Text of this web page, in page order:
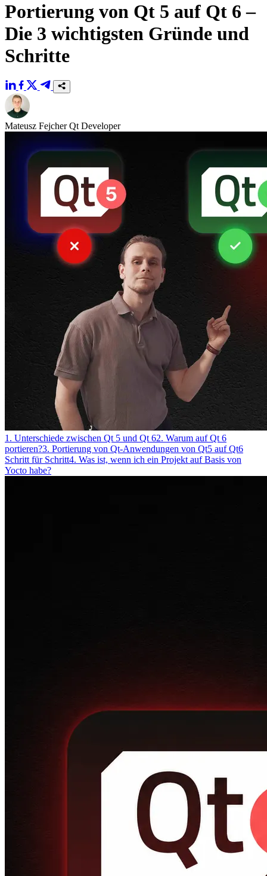
Portierung von Qt 5 auf Qt 6 –
Die 3 wichtigsten Gründe und
Schritte
Mateusz Fejcher Qt Developer
1. Unterschiede zwischen Qt 5 und Qt 62. Warum auf Qt 6
portieren?3. Portierung von Qt-Anwendungen von Qt5 auf Qt6
Schritt für Schritt4. Was ist, wenn ich ein Projekt auf Basis von
Yocto habe?